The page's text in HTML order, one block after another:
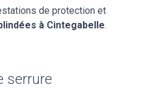
de protection et
à Cintegabelle.
serrure